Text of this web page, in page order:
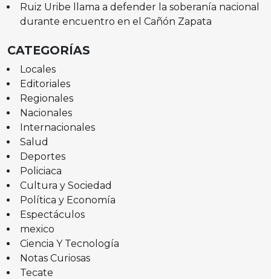
Ruiz Uribe llama a defender la soberanía nacional
durante encuentro en el Cañón Zapata
CATEGORÍAS
Locales
Editoriales
Regionales
Nacionales
Internacionales
Salud
Deportes
Policiaca
Cultura y Sociedad
Política y Economía
Espectáculos
mexico
Ciencia Y Tecnología
Notas Curiosas
Tecate